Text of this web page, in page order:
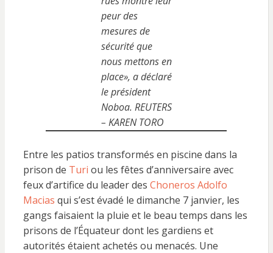
peur des
mesures de
sécurité que
nous mettons en
place», a déclaré
le président
Noboa. REUTERS
– KAREN TORO
Entre les patios transformés en piscine dans la
prison de Turi ou les fêtes d’anniversaire avec
feux d’artifice du leader des Choneros Adolfo
Macias qui s’est évadé le dimanche 7 janvier, les
gangs faisaient la pluie et le beau temps dans les
prisons de l’Équateur dont les gardiens et
autorités étaient achetés ou menacés. Une